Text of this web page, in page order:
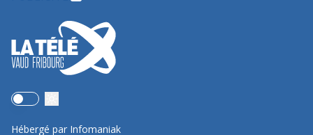
Use setting
Hébergé par Infomaniak